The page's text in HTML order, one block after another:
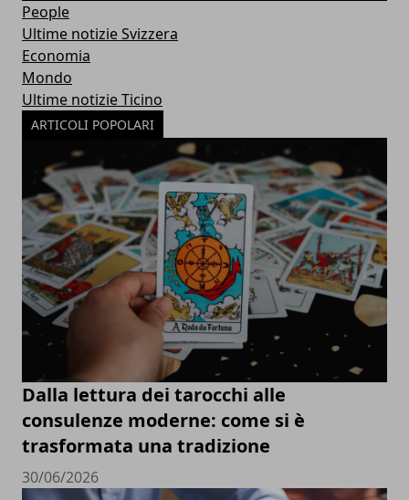
People
Ultime notizie Svizzera
Economia
Mondo
Ultime notizie Ticino
ARTICOLI POPOLARI
Dalla lettura dei tarocchi alle
consulenze moderne: come si è
trasformata una tradizione
30/06/2026